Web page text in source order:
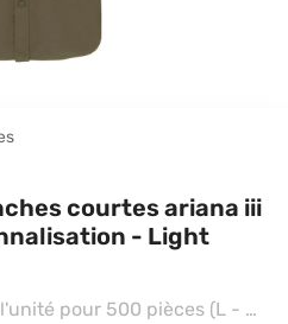
courtes ariana iii
- Light
Prix à l'unité pour 500 pièces (L - White, Impression Contre coeur)